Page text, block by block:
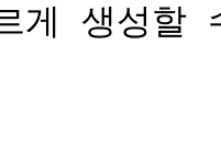
게 생성할